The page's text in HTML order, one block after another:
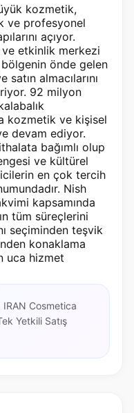
kozmetik,
ve profesyonel
açıyor.
ve etkinlik merkezi
önde gelen
almacılarını
92 milyon
kozmetik ve kişisel
devam ediyor.
bağımlı olup
ve kültürel
en çok tercih
Nish
kapsamında
tüm süreçlerini
seçiminden teşvik
konaklama
uca hizmet
IRAN Cosmetica
Yetkili Satış